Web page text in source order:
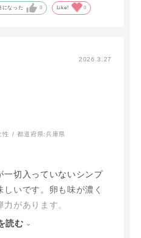
になった 0 Like! 0
2026.3.27
性 都道府県:兵庫県
一切入っていないシンプ
いです。卵も味が濃く
があります。
にウインナーと目玉焼き
読む